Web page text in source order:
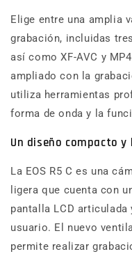
Elige entre una amplia
grabación, incluidas
así como XF-AVC y
ampliado con la
utiliza herramientas
forma de onda y la
Un diseño compacto
La EOS R5 C es una
ligera que cuenta con
pantalla LCD articulada
usuario. El nuevo
permite realizar